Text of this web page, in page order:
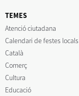
TEMES
Atenció ciutadana
Calendari de festes locals
Català
Comerç
Cultura
Educació